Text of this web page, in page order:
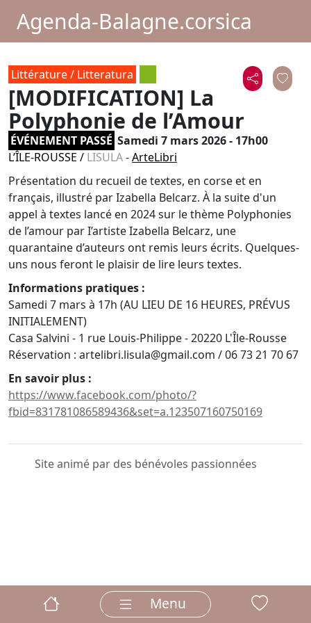
Agenda-Balagne.corsica
Littérature / Litteratura
[MODIFICATION] La
Polyphonie de l’Amour
ÉVÉNEMENT PASSÉ Samedi 7 mars 2026 - 17h00
L’ÎLE-ROUSSE / LISULA-ArteLibri
Présentation du recueil de textes, en corse et en
français, illustré par Izabella Belcarz. À la suite d'un
appel à textes lancé en 2024 sur le thème Polyphonies
de l’amour par I’artiste Izabella Belcarz, une
quarantaine d’auteurs ont remis leurs écrits. Quelques-
uns nous feront le plaisir de lire leurs textes.
Informations pratiques :
Samedi 7 mars à 17h (AU LIEU DE 16 HEURES, PRÉVUS
INITIALEMENT)
Casa Salvini - 1 rue Louis-Philippe - 20220 L'Île-Rousse
Réservation : artelibri.lisula@gmail.com / 06 73 21 70 67
En savoir plus :
https://www.facebook.com/photo/?
fbid=831781086589436&set=a.123507160750169
Site animé par des bénévoles passionnées
Menu